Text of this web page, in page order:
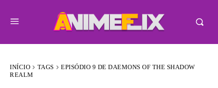
INÍCIO TAGS
EPISÓDIO 9 DE DAEMONS OF THE SHADOW
REALM